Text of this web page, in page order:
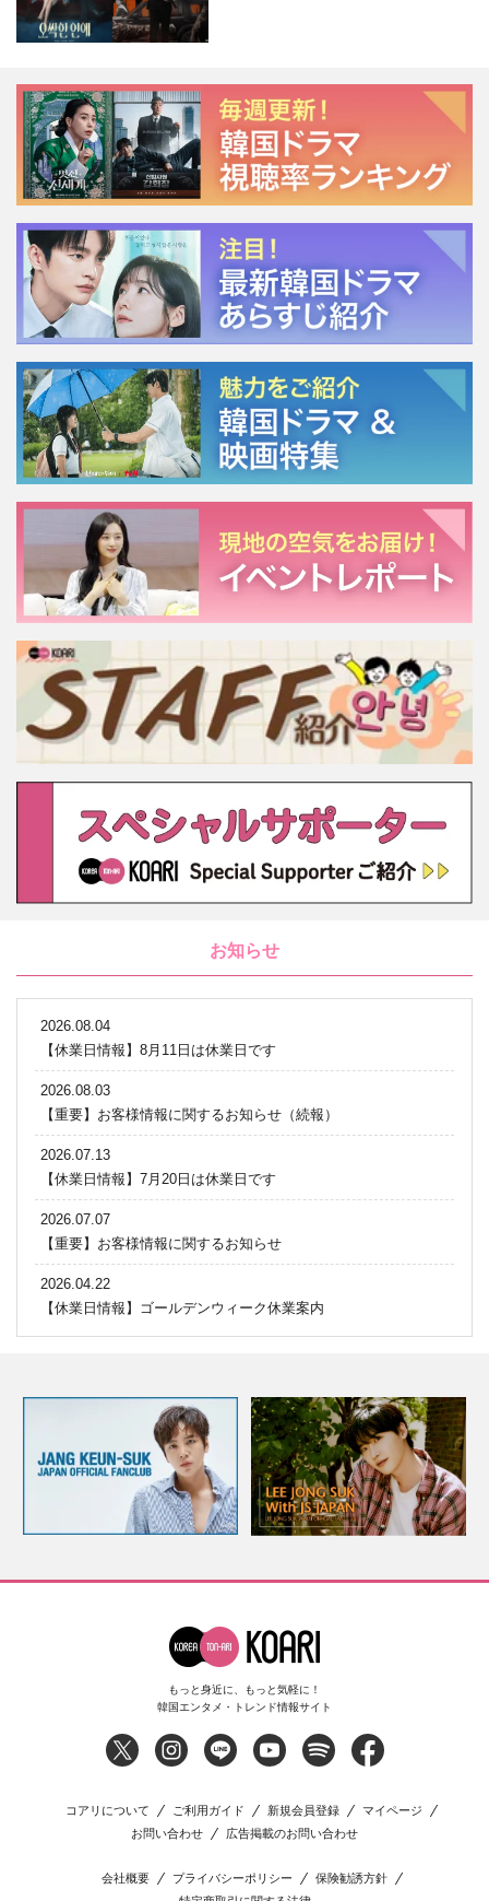
お知らせ
2026.08.04
【休業日情報】8月11日は休業日です
2026.08.03
【重要】お客様情報に関するお知らせ（続報）
2026.07.13
【休業日情報】7月20日は休業日です
2026.07.07
【重要】お客様情報に関するお知らせ
2026.04.22
【休業日情報】ゴールデンウィーク休業案内
もっと身近に、もっと気軽に！
韓国エンタメ・トレンド情報サイト
コアリについて ご利用ガイド 新規会員登録
マイページ
お問い合わせ
広告掲載のお問い合わせ
会社概要 プライバシーポリシー
保険勧誘方針